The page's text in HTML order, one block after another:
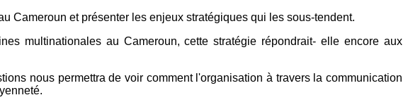
Cameroun et présenter les enjeux stratégiques qui les sous-tendent.
multinationales au Cameroun, cette stratégie répondrait- elle encore aux
nous permettra de voir comment l'organisation à travers la communication